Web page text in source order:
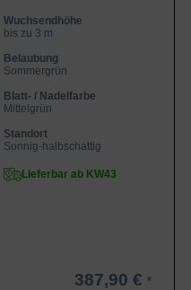
Wuchsendhöhe
bis zu 3 m
Belaubung
Sommergrün
Blatt- / Nadelfarbe
Mittelgrün
Standort
Sonnig-halbschattig
Lieferbar ab KW43
387,90 €